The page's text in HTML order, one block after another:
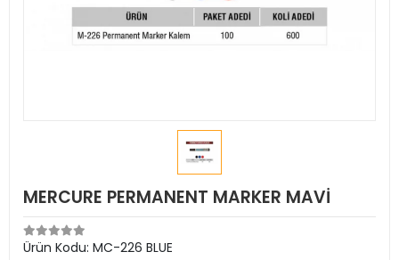
MERCURE PERMANENT MARKER MAVİ
Ürün Kodu: MC-226 BLUE